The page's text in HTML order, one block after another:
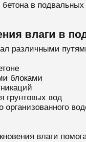
бетона в
влаги в
различными
блоками
грунтовых вод
организованного
влаги